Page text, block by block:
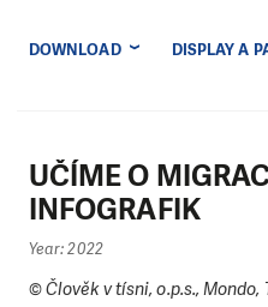
DOWNLOAD DISPLAY A
UČÍME O
INFOGRAFIK
Year: 2022
© Člověk v tísni, o.p.s.,